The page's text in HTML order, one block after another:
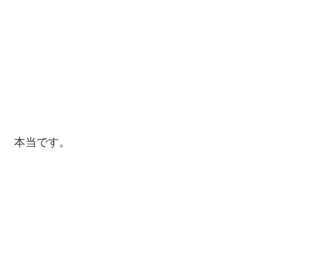
本当です。